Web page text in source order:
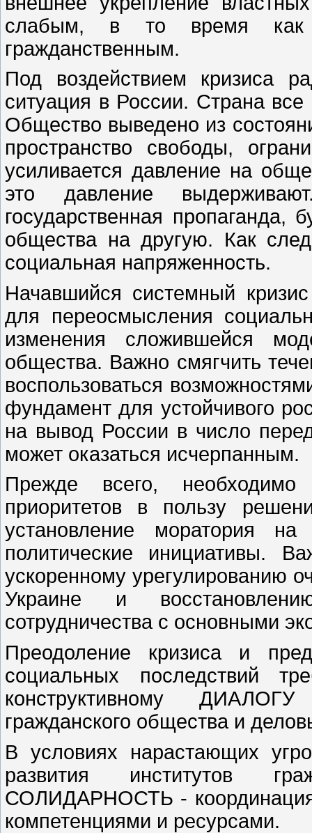
слабым, в то время как
гражданственным.
Под воздействием кризиса
ситуация в России. Страна
Общество выведено из
пространство свободы,
усиливается давление на
это давление
государственная пропаганда,
общества на другую. Как
социальная напряженность.
Начавшийся системный
для переосмысления
изменения сложившейся
общества. Важно смягчить
воспользоваться
фундамент для устойчивого
на вывод России в число
может оказаться исчерпанным.
Прежде всего, необходимо
приоритетов в пользу
установление моратория
политические инициативы.
ускоренному урегулированию
Украине и
сотрудничества с основными
Преодоление кризиса и
социальных последствий
конструктивному
гражданского общества и
В условиях нарастающих
развития институтов
СОЛИДАРНОСТЬ - координация
компетенциями и ресурсами.